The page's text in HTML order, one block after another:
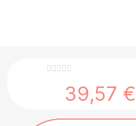
    
39,57 €